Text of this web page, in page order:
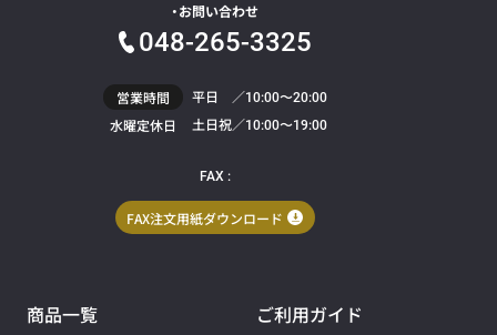
お問い合わせ
048-265-3325
営業時間 平日 ／10:00〜20:00
水曜定休日 土日祝／10:00〜19:00
FAX :
FAX注文用紙ダウンロード
商品一覧 ご利用ガイド